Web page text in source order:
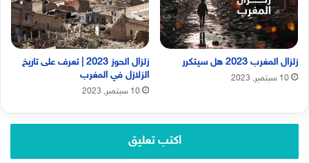
زلزال المغرب 2023 هل سيتكرر
10 سبتمبر, 2023
زلزال الحوز 2023 | تعرف على تاريخ
الزلازل في المغرب
10 سبتمبر, 2023
اكتب تعليق